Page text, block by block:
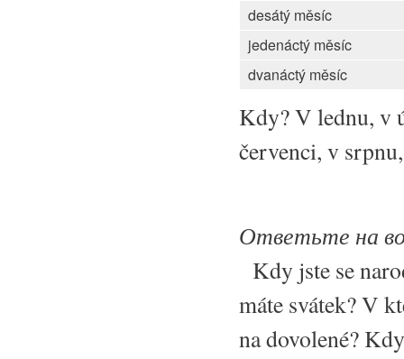
desátý měsíc
jedenáctý měsíc
dvanáctý měsíc
Kdy? V lednu, v
červenci, v
Ответьте на
Kdy jste se
máte svátek? V
na dovolené?